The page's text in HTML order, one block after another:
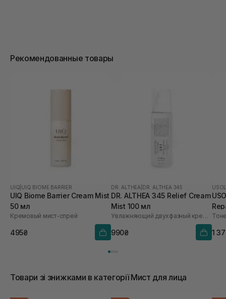
Рекомендованные товары
UIQ UIQ BIOME BARRIER
UIQ Biome Barrier Cream Mist
50 мл
Кремовый мист-спрей
495₴
DR. ALTHEA DR. ALTHEA 345
DR. ALTHEA 345 Relief Cream
Mist 100 мл
Увлажняющий двухфазный крем-спрей для лица
990₴ 1
Товари зі знижками в категорії Мист для лица